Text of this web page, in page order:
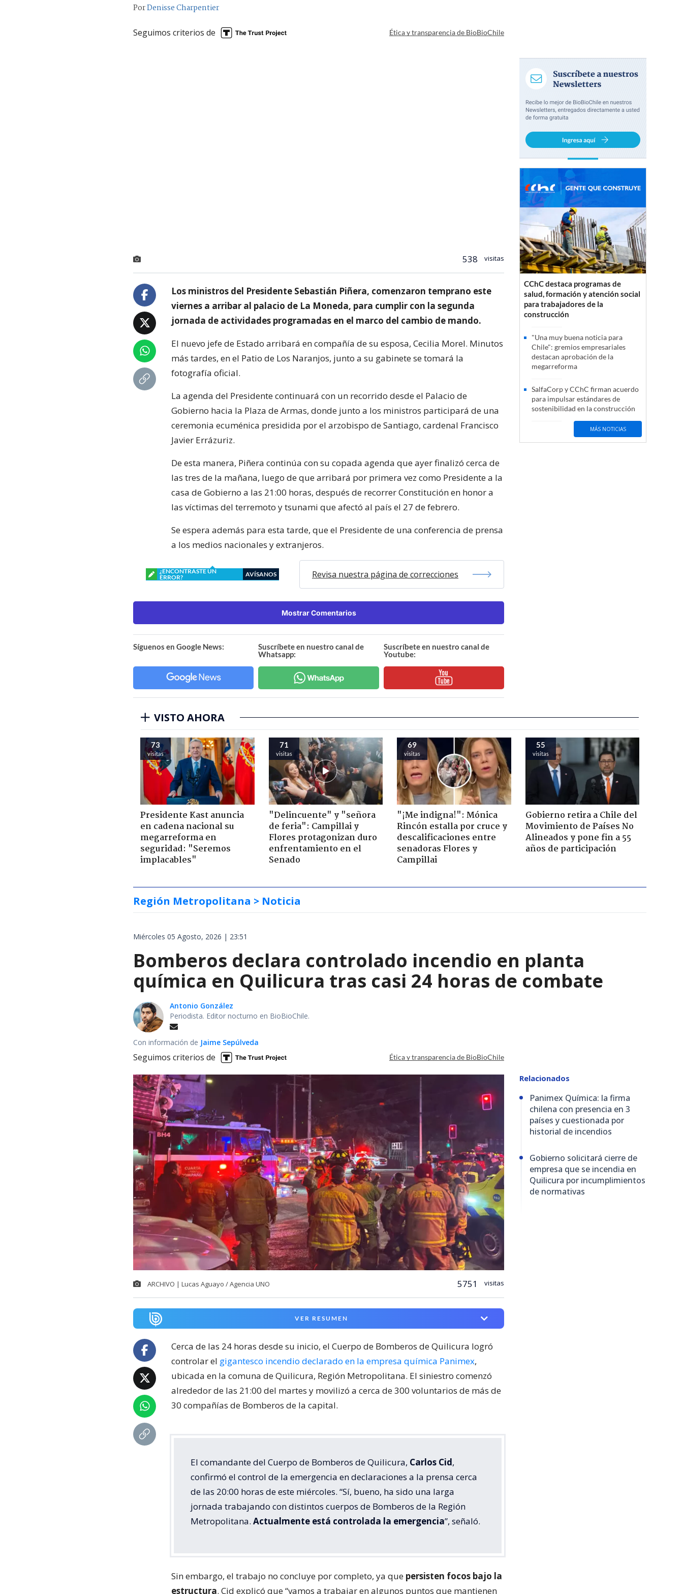
PorDenisse Charpentier
Seguimos criterios de Ética y transparencia de BioBioChile
538 visitas
Los ministros del Presidente Sebastián Piñera, comenzaron temprano este
viernes a arribar al palacio de La Moneda, para cumplir con la segunda
jornada de actividades programadas en el marco del cambio de mando.
El nuevo jefe de Estado arribará en compañía de su esposa, Cecilia Morel. Minutos
más tardes, en el Patio de Los Naranjos, junto a su gabinete se tomará la
fotografía oficial.
La agenda del Presidente continuará con un recorrido desde el Palacio de
Gobierno hacia la Plaza de Armas, donde junto a los ministros participará de una
ceremonia ecuménica presidida por el arzobispo de Santiago, cardenal Francisco
Javier Errázuriz.
De esta manera, Piñera continúa con su copada agenda que ayer finalizó cerca de
las tres de la mañana, luego de que arribará por primera vez como Presidente a la
casa de Gobierno a las 21:00 horas, después de recorrer Constitución en honor a
las víctimas del terremoto y tsunami que afectó al país el 27 de febrero.
Se espera además para esta tarde, que el Presidente de una conferencia de prensa
a los medios nacionales y extranjeros.
¿ENCONTRASTE UN
ERROR?
AVÍSANOS Revisa nuestra página de correcciones
Mostrar Comentarios
Síguenos en Google News:
Suscríbete en nuestro canal de
Whatsapp:
Suscríbete en nuestro canal de
Youtube:
CChC destaca programas de
salud, formación y atención social
para trabajadores de la
construcción
"Una muy buena noticia para
Chile": gremios empresariales
destacan aprobación de la
megarreforma
SalfaCorp y CChC firman acuerdo
para impulsar estándares de
sostenibilidad en la construcción
MÁS NOTICIAS
VISTO AHORA
73
visitas
Presidente Kast anuncia
en cadena nacional su
megarreforma en
seguridad: "Seremos
implacables"
71
visitas
"Delincuente" y "señora
de feria": Campillai y
Flores protagonizan duro
enfrentamiento en el
Senado
69
visitas
"¡Me indigna!": Mónica
Rincón estalla por cruce y
descalificaciones entre
senadoras Flores y
Campillai
55
visitas
Gobierno retira a Chile del
Movimiento de Países No
Alineados y pone fin a 55
años de participación
Región Metropolitana > Noticia
Miércoles 05 Agosto, 2026 | 23:51
Bomberos declara controlado incendio en planta
química en Quilicura tras casi 24 horas de combate
Antonio González
Periodista. Editor nocturno en BioBioChile.
Con información de Jaime Sepúlveda
Seguimos criterios de Ética y transparencia de BioBioChile
ARCHIVO | Lucas Aguayo / Agencia UNO 5751 visitas
VER RESUMEN
Cerca de las 24 horas desde su inicio, el Cuerpo de Bomberos de Quilicura logró
controlar el gigantesco incendio declarado en la empresa química Panimex,
ubicada en la comuna de Quilicura, Región Metropolitana. El siniestro comenzó
alrededor de las 21:00 del martes y movilizó a cerca de 300 voluntarios de más de
30 compañías de Bomberos de la capital.
El comandante del Cuerpo de Bomberos de Quilicura, Carlos Cid,
confirmó el control de la emergencia en declaraciones a la prensa cerca
de las 20:00 horas de este miércoles. “Sí, bueno, ha sido una larga
jornada trabajando con distintos cuerpos de Bomberos de la Región
Metropolitana. Actualmente está controlada la emergencia”, señaló.
Sin embargo, el trabajo no concluye por completo, ya que persisten focos bajo la
estructura. Cid explicó que “vamos a trabajar en algunos puntos que mantienen
Relacionados
Panimex Química: la firma
chilena con presencia en 3
países y cuestionada por
historial de incendios
Gobierno solicitará cierre de
empresa que se incendia en
Quilicura por incumplimientos
de normativas